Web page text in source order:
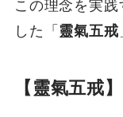
この理念を実
した「 靈氣五戒
【靈氣五戒